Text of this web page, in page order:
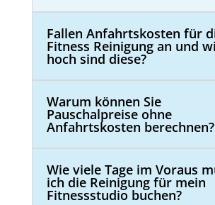
Fallen Anfahrtskosten für
Fitness Reinigung an und
hoch sind diese?
Warum können Sie
Pauschalpreise ohne
Anfahrtskosten berechnen?
Wie viele Tage im Voraus
ich die Reinigung für mein
Fitnessstudio buchen?